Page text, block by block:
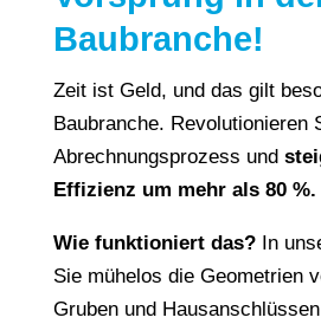
Baubranche!
Zeit ist Geld, und das gilt
Baubranche. Revolutionieren
Abrechnungsprozess und
Effizienz um mehr als 80 %.
Wie funktioniert das? In
Sie mühelos die Geometrien
Gruben und